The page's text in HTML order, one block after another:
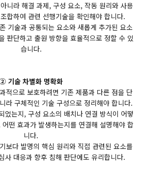
니라 해결 과제, 구성 요소, 작동 원리와 사용
합하여 관련 선행기술을 확인해야 합니다.
기술과 공통되는 요소와 새롭게 추가된 요소
판단하고 출원 방향을 효율적으로 정할 수 있
습니다.
기술 차별화 명확화
적으로 보호하려면 기존 제품과 다른 점을 단
라 구체적인 기술 구성으로 정리해야 합니다.
었는지, 구성 요소의 배치나 연결 방식이 어떻
떤 효과가 발생하는지를 연결해 설명해야 합
니다.
보다 발명의 핵심 원리와 직접 관련된 요소를
사 대응과 향후 침해 판단에도 유리합니다.